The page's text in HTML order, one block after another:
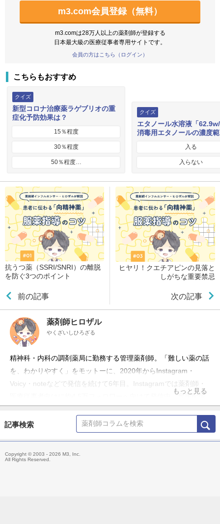
m3.com会員登録（無料）
m3.comは28万人以上の薬剤師が登録する
日本最大級の医療従事者専用サイトです。
会員の方はこちら（ログイン）
こちらもおすすめ
クイズ
新型コロナ治療薬ラゲブリオの重
症化予防効果は？
15％程度
30％程度
50％程度…
クイズ
エタノール水溶液「
消毒用エタノールの濃度
入る
入らない
抗うつ薬（SSRI/SNRI）の離脱
を防ぐ3つのポイント
前の記事
ヒヤリ！クエチアピンの見落と
しがちな重要禁忌
次の記事
薬剤師ヒロザル
やくざいしひろざる
精神科・内科の調剤薬局に勤務する管理薬剤師。「難しい薬の話
を、わかりやすく」をモットーに、2020年からInstagram・
Voicy・noteなどで発信を続けて6年目。Instagramでは薬剤師・
医療従事者向けに約4.5万フォロワーへ向けて発信中。音声配信
けている。
もっと見る
記事検索
Copyright © 2003 - 2026 M3, Inc.
All Rights Reserved.